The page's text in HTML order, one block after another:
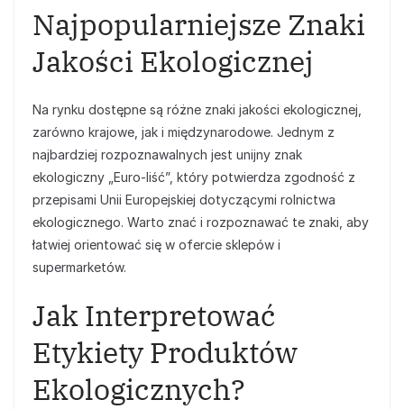
Najpopularniejsze Znaki
Jakości Ekologicznej
Na rynku dostępne są różne znaki jakości ekologicznej,
zarówno krajowe, jak i międzynarodowe. Jednym z
najbardziej rozpoznawalnych jest unijny znak
ekologiczny „Euro-liść”, który potwierdza zgodność z
przepisami Unii Europejskiej dotyczącymi rolnictwa
ekologicznego. Warto znać i rozpoznawać te znaki, aby
łatwiej orientować się w ofercie sklepów i
supermarketów.
Jak Interpretować
Etykiety Produktów
Ekologicznych?